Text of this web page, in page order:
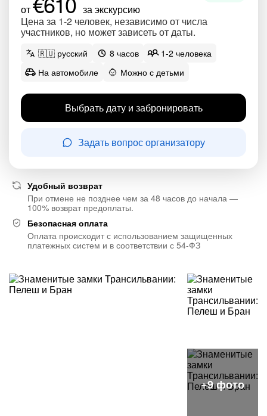
от
за экскурсию
Цена за 1-2 человек, независимо от числа
участников, но может зависеть от даты.
🇷🇺 русский 8 часов
1-2 человека
На автомобиле
Можно с детьми
Выбрать дату и забронировать
Задать вопрос организатору
Удобный возврат
При отмене не позднее чем за 48 часов до начала —
100% возврат предоплаты.
Безопасная оплата
Оплата происходит с использованием защищенных
платежных систем и в соответствии с 54-ФЗ